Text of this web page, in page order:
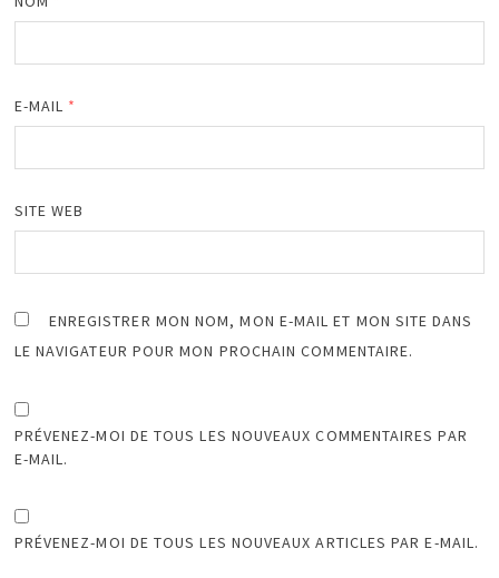
E-MAIL *
SITE WEB
ENREGISTRER MON NOM, MON E-MAIL ET MON SITE DANS
LE NAVIGATEUR POUR MON PROCHAIN COMMENTAIRE.
PRÉVENEZ-MOI DE TOUS LES NOUVEAUX COMMENTAIRES PAR
E-MAIL.
PRÉVENEZ-MOI DE TOUS LES NOUVEAUX ARTICLES PAR E-MAIL.